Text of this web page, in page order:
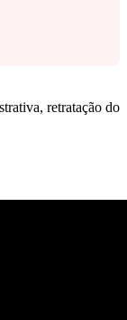
retratação do